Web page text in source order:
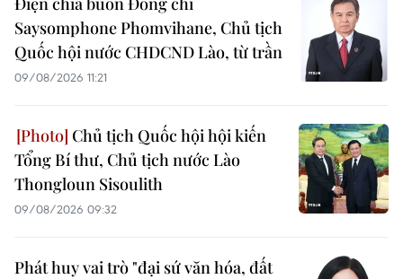
Saysomphone Phomvihane, Chủ tịch
Quốc hội nước CHDCND Lào, từ trần
09/08/2026 11:21
Chủ tịch Quốc hội hội kiến
Tổng Bí thư, Chủ tịch nước Lào
Thongloun Sisoulith
09/08/2026 09:32
Phát huy vai trò "đại sứ văn hóa, đất